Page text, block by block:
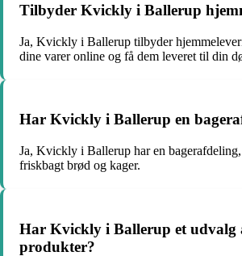
Tilbyder Kvickly i Ballerup
Ja, Kvickly i Ballerup tilbyder
dine varer online og få dem leveret til din
Har Kvickly i Ballerup en
Ja, Kvickly i Ballerup har en
friskbagt brød og kager.
Har Kvickly i Ballerup et udvalg
produkter?